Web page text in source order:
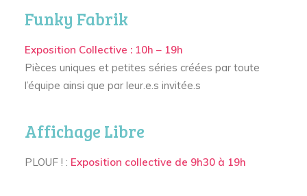
Funky Fabrik
Exposition Collective : 10h – 19h
Pièces uniques et petites séries créées par toute
l’équipe ainsi que par leur.e.s invitée.s
Affichage Libre
PLOUF ! : Exposition collective de 9h30 à 19h